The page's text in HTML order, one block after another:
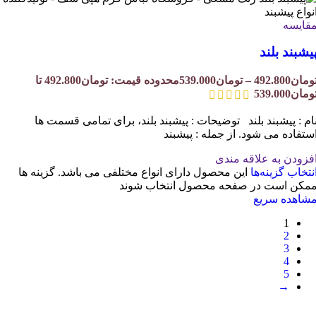
بلند
492.800
– تومان539.000
محدوده قیمت: تومان492.800 تا
: پیشبند بلند توضیحات : پیشبند بلند، برای تمامی قسمت ها
می شود. از جمله : پیشبند
به علاقه مندی
گزینه‌ها این محصول دارای انواع مختلفی می باشد. گزینه ها
است در صفحه محصول انتخاب شوند
سریع
1
2
3
4
5
→